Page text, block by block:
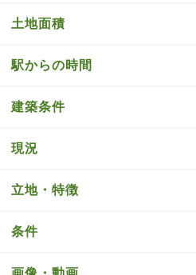
土地面積
駅からの時間
建築条件
現況
立地・特徴
条件